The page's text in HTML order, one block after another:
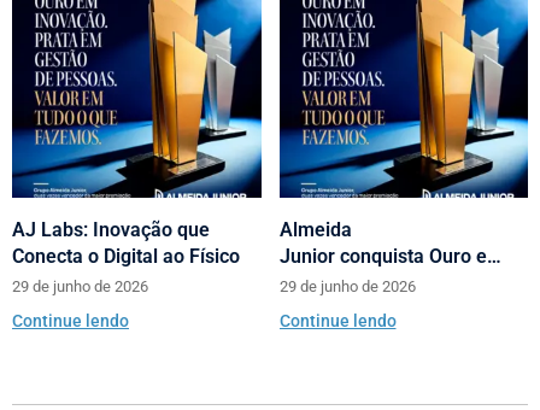
AJ Labs: Inovação que
Conecta o Digital ao Físico
29 de junho de 2026
Continue lendo
Almeida
Junior conquista Ouro e
Prata no Prêmio Abrasce
29 de junho de 2026
Continue lendo